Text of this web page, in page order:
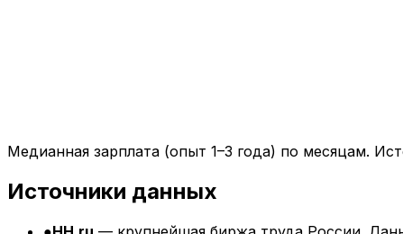
Медианная зарплата (опыт 1–3 года) по месяцам.
Источники данных